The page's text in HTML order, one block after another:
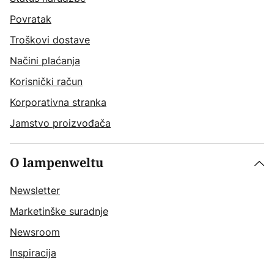
Povratak
Troškovi dostave
Načini plaćanja
Korisnički račun
Korporativna stranka
Jamstvo proizvođača
O lampenweltu
Newsletter
Marketinške suradnje
Newsroom
Inspiracija